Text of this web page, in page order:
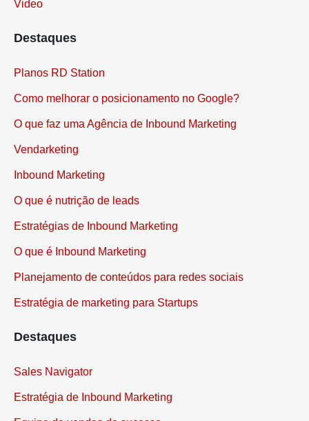
Video
Destaques
Planos RD Station
Como melhorar o posicionamento no Google?
O que faz uma Agência de Inbound Marketing
Vendarketing
Inbound Marketing
O que é nutrição de leads
Estratégias de Inbound Marketing
O que é Inbound Marketing
Planejamento de conteúdos para redes sociais
Estratégia de marketing para Startups
Destaques
Sales Navigator
Estratégia de Inbound Marketing